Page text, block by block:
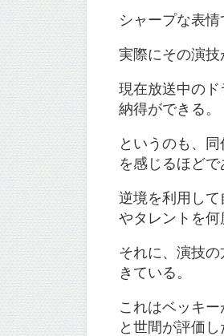
シャープな表
実際にその演
現在放送中の
納得ができる。
というのも、
を感じるほど
逆境を利用し
やタレントを
それに、演技
きている。
これはベッキ
と世間が評価し